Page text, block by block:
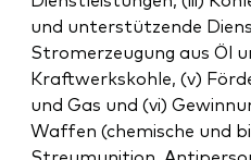
und unterstützende
Stromerzeugung aus Öl
Kraftwerkskohle, (v)
und Gas und (vi)
Waffen (chemische und